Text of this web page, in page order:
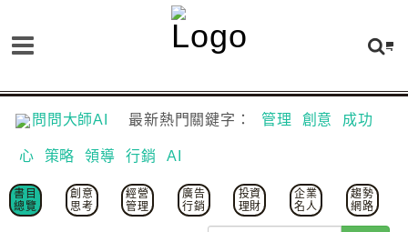
問問大師AI 最新熱門關鍵字： 管理 創意 成功
心 策略 領導 行銷 AI
書目
總覽
創意
思考
經營
管理
廣告
行銷
投資
理財
企業
名人
趨勢
網路